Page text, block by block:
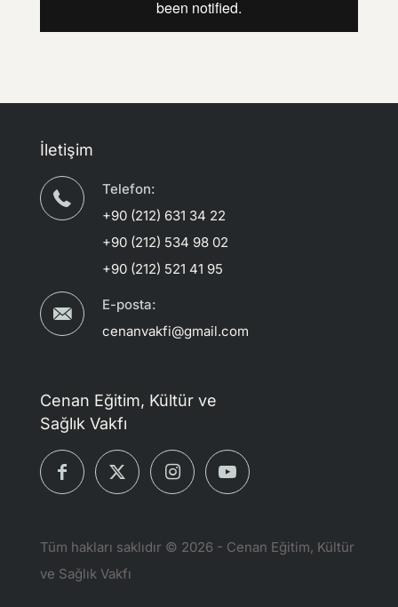
İletişim
Telefon:
+90 (212) 631 34 22
+90 (212) 534 98 02
+90 (212) 521 41 95
E-posta:
cenanvakfi@gmail.com
Cenan Eğitim, Kültür ve
Sağlık Vakfı
Tüm hakları saklıdır © 2026 - Cenan Eğitim, Kültür
ve Sağlık Vakfı